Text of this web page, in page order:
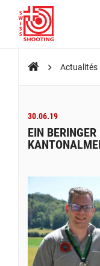
Actualités
30.06.19
EIN